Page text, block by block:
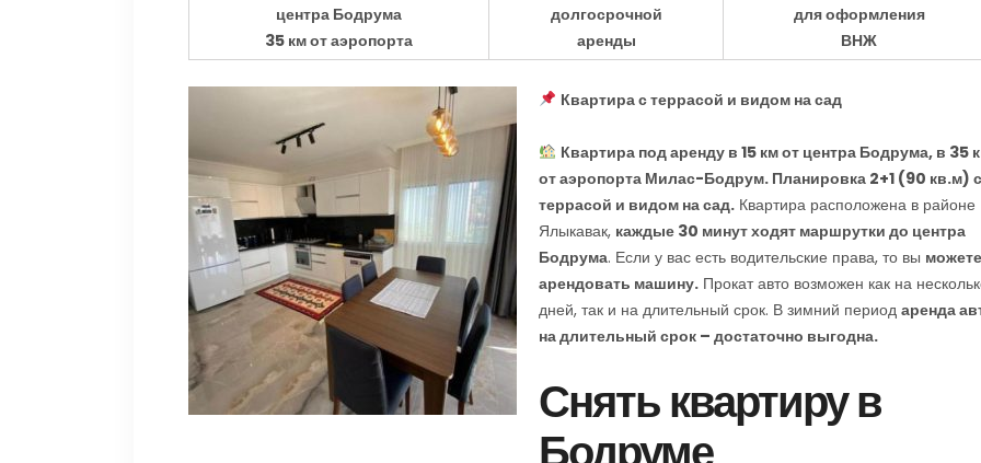
центра Бодрума
35 км от аэропорта
долгосрочной
аренды
для оформления
ВНЖ
Квартира с террасой и видом на сад
Квартира под аренду в 15 км от центра Бодрума, в 35
от аэропорта Милас-Бодрум. Планировка 2+1 (90 кв.м) с
террасой и видом на сад. Квартира расположена в районе
Ялыкавак, каждые 30 минут ходят маршрутки до центра
Бодрума. Если у вас есть водительские права, то вы можете
арендовать машину. Прокат авто возможен как на
дней, так и на длительный срок. В зимний период аренда
на длительный срок – достаточно выгодна.
Снять квартиру в